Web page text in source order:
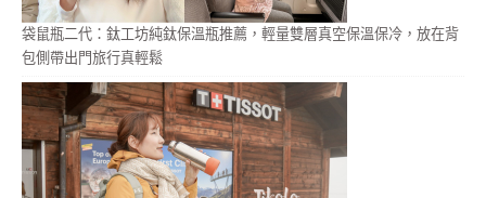
袋鼠瓶二代：鈦工坊純鈦保溫瓶推薦，輕量雙層真空保溫保冷，放在背
包側帶出門旅行真輕鬆